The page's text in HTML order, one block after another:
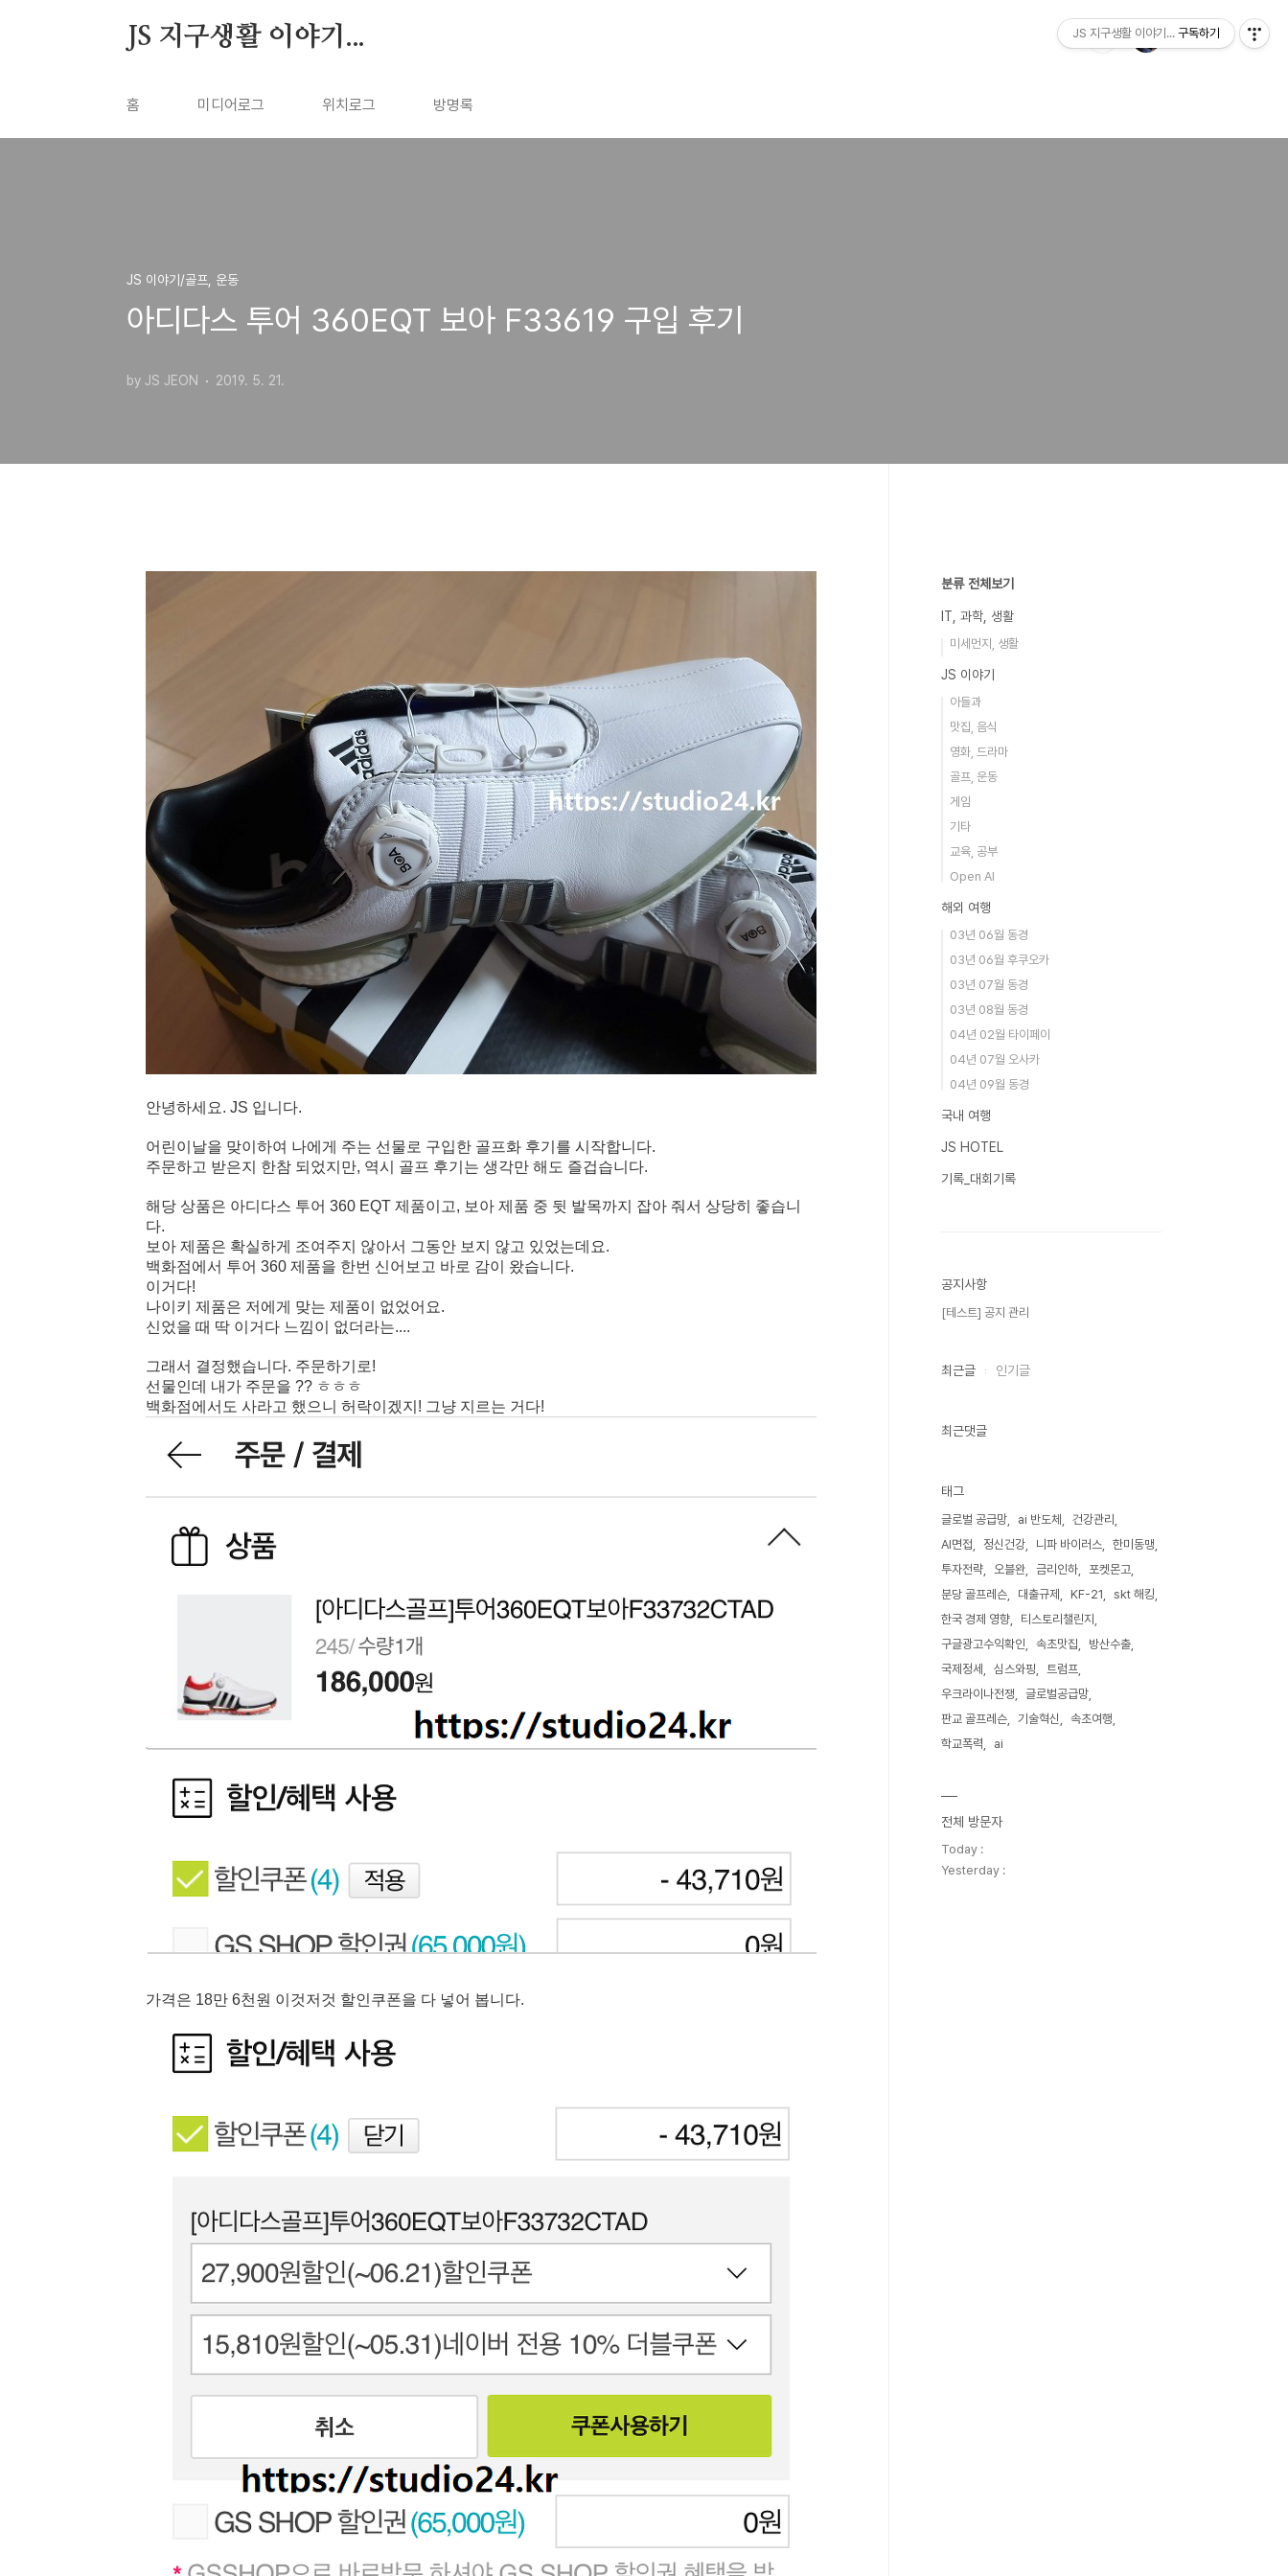
JS 지구생활 이야기...
홈 미디어로그 위치로그 방명록
JS 이야기/골프, 운동
아디다스 투어 360EQT 보아 F33619 구입 후기
by JS JEON 2019. 5. 21.
안녕하세요. JS 입니다.
어린이 날을 맞이하여 나에게 주는 선물로 구입한 골프화 후기를 시작합니다.
주문하고 받은지 한참 되었지만, 역시 골프 후기는 생각만 해도 즐겁습니다.
해당 상품은 아디다스 투어 360 EQT 제품이고, 보아 제품 중 뒷 발목까지 잡아 줘서 상당히 좋습니
다.
보아 제품은 확실하게 조여주지 않아서 그동안 보지 않고 있었는데요.
백화점에서 투어 360 제품을 한번 신어보고 바로 감이 왔습니다.
이거다!
나이키 제품은 저에게 맞는 제품이 없었어요.
신었을 때 딱 이거다 느낌이 없더라는....
그래서 결정했습니다. 주문하기로!
선물인데 내가 주문을 ?? ㅎㅎㅎ
백화점에서도 사라고 했으니 허락이겠지! 그냥 지르는 거다!
가격은 18만 6천원 이것저것 할인쿠폰을 다 넣어 봅니다.
분류 전체보기
IT, 과학, 생활
미세먼지, 생활
JS 이야기
아들과
맛집, 음식
영화, 드라마
골프, 운동
게임
기타
교육, 공부
Open AI
해외 여행
03년 06월 동경
03년 06월 후쿠오카
03년 07월 동경
03년 08월 동경
04년 02월 타이페이
04년 07월 오사카
04년 09월 동경
국내 여행
JS HOTEL
기록_대회기록
공지사항
[테스트] 공지 관리
최근글 인기글
최근댓글
태그
글로벌 공급망 ai 반도체
건강관리
AI면접
정신건강 니파 바이러스
한미동맹
투자전략
오블완 금리인하
포켓몬고
분당 골프레슨
대출규제 KF-21
skt 해킹
한국 경제 영향
티스토리챌린지
구글광고수익확인
속초맛집
방산수출
국제정세
심스와핑
트럼프
우크라이나전쟁
글로벌공급망
판교 골프레슨
기술혁신
속초여행
학교폭력
ai
전체 방문자
Today :
Yesterday :
JS 지구생활 이야기... 구독하기